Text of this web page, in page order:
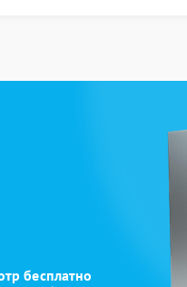
бесплатно